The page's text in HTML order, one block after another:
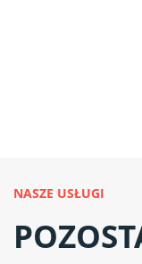
NASZE USŁUGI